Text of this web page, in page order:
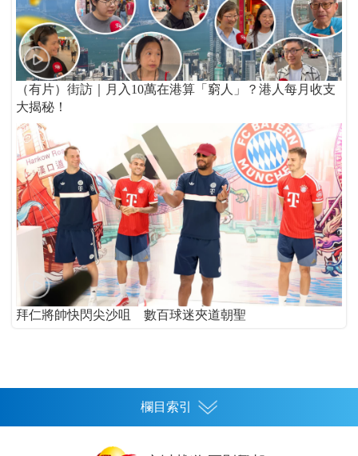
（有片）街訪｜月入10萬在港算「窮人」？港人每月收支
大揭秘！
拜仁將帥快閃尖沙咀 數百球迷夾道朝聖
欄目索引